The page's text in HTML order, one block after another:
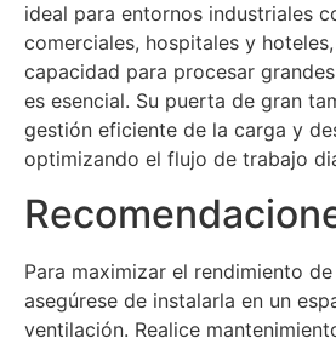
ideal para entornos industriales
comerciales, hospitales y
capacidad para procesar
es esencial. Su puerta de gran
gestión eficiente de la carga y
optimizando el flujo de trabajo
Para maximizar el rendimiento
asegúrese de instalarla en un
ventilación. Realice